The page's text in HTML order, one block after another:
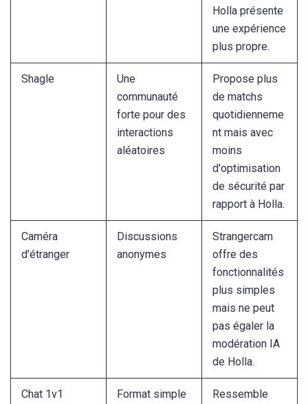
Holla présente
une expérience
plus propre.
Shagle
Une
communauté
forte pour des
interactions
aléatoires
Propose plus
de matchs
quotidienneme
nt mais avec
moins
d'optimisation
de sécurité par
rapport à Holla.
Caméra
d'étranger
Discussions
anonymes
Strangercam
offre des
fonctionnalités
plus simples
mais ne peut
pas égaler la
modération IA
de Holla.
Chat 1v1
Format simple
Ressemble